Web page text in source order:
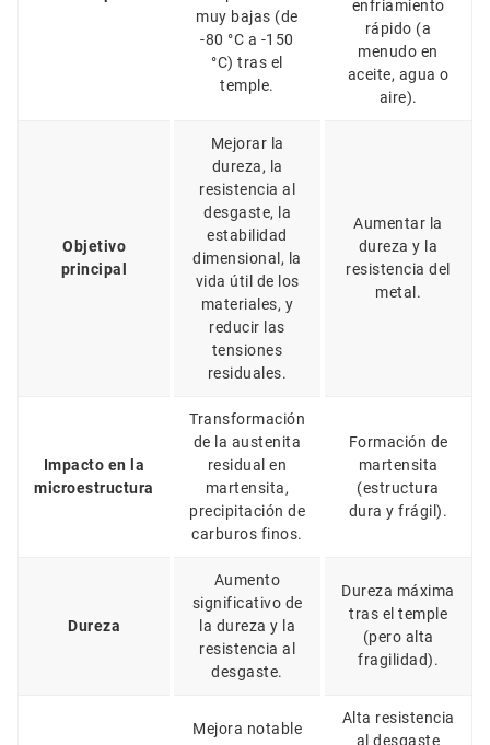
muy bajas (de
-80 °C a -150
°C) tras el
temple.
enfriamiento
rápido (a
menudo en
aceite, agua o
aire).
Objetivo
principal
Mejorar la
dureza, la
resistencia al
desgaste, la
estabilidad
dimensional, la
vida útil de los
materiales, y
reducir las
tensiones
residuales.
Aumentar la
dureza y la
resistencia del
metal.
Impacto en la
microestructura
Transformación
de la austenita
residual en
martensita,
precipitación de
carburos finos.
Formación de
martensita
(estructura
dura y frágil).
Dureza
Aumento
significativo de
la dureza y la
resistencia al
desgaste.
Dureza máxima
tras el temple
(pero alta
fragilidad).
Mejora notable
Alta resistencia
al desgaste